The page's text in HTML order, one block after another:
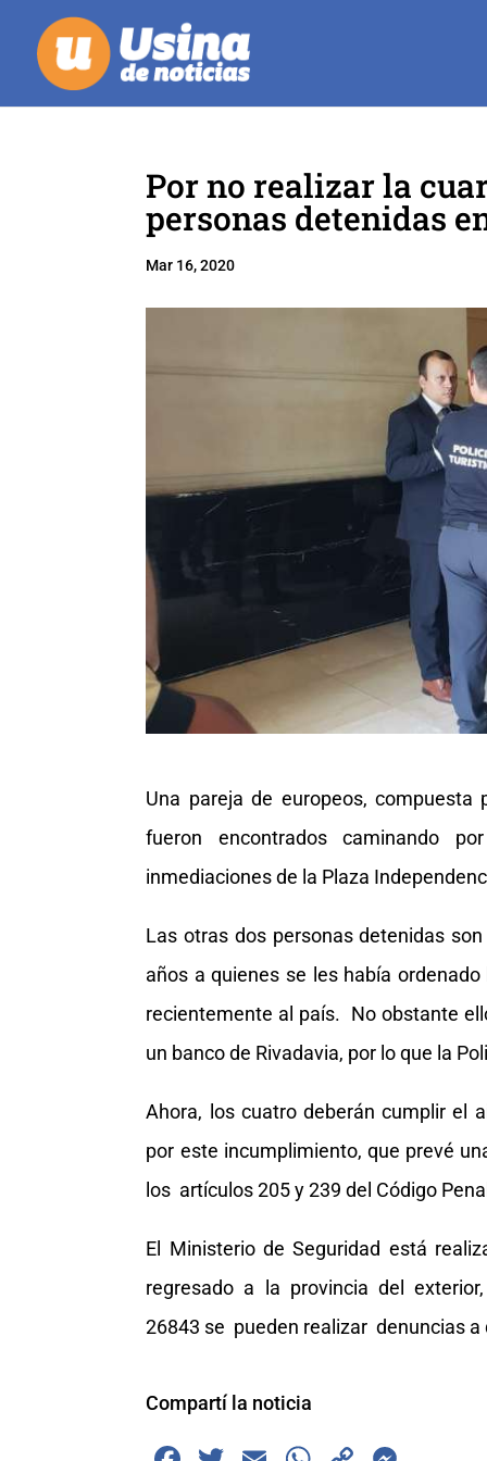
Por no realizar la
personas detenidas
Mar 16, 2020
Una pareja de europeos,
fueron encontrados caminando
inmediaciones de la Plaza
Las otras dos personas detenidas
años a quienes se les había
recientemente al país. No obstante
un banco de Rivadavia, por lo que la
Ahora, los cuatro deberán cumplir el
por este incumplimiento, que prevé
los artículos 205 y 239 del Código
El Ministerio de Seguridad está
regresado a la provincia del
26843 se pueden realizar denuncias
Compartí la noticia